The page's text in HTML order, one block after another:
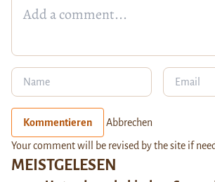
MEISTGELESEN
Kommentieren Abbrechen
Your comment will be revised by the site if